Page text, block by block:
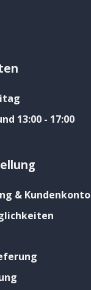
13:00 - 17:00
& Kundenkonto